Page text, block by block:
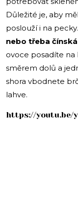
Důležité je, aby
poslouží i na pecky.
nebo třeba
ovoce posadíte
směrem dolů a
shora vbodnete
lahve.
https://youtu.be/